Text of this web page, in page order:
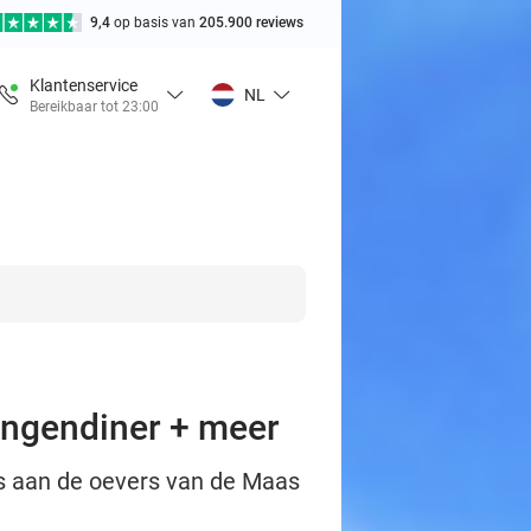
9,4 op basis van 205.900 reviews
Klantenservice
Bereikbaar tot 23:00
NL
+ meer
de oevers van de Maas